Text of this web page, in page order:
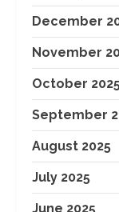
December
November
October
September
August 2025
July 2025
June 2025